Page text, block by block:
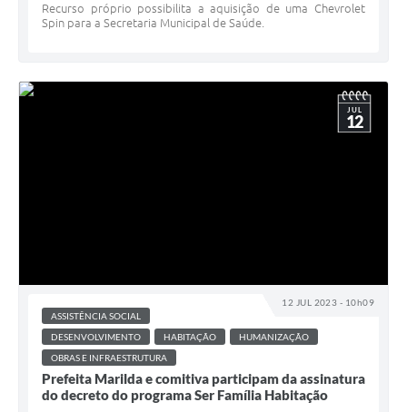
Recurso próprio possibilita a aquisição de uma Chevrolet
Spin para a Secretaria Municipal de Saúde.
12 JUL 2023 - 10h09
JUL
12
ASSISTÊNCIA SOCIAL
DESENVOLVIMENTO
HABITAÇÃO
HUMANIZAÇÃO
OBRAS E INFRAESTRUTURA
Prefeita Marilda e comitiva participam da assinatura
do decreto do programa Ser Família Habitação